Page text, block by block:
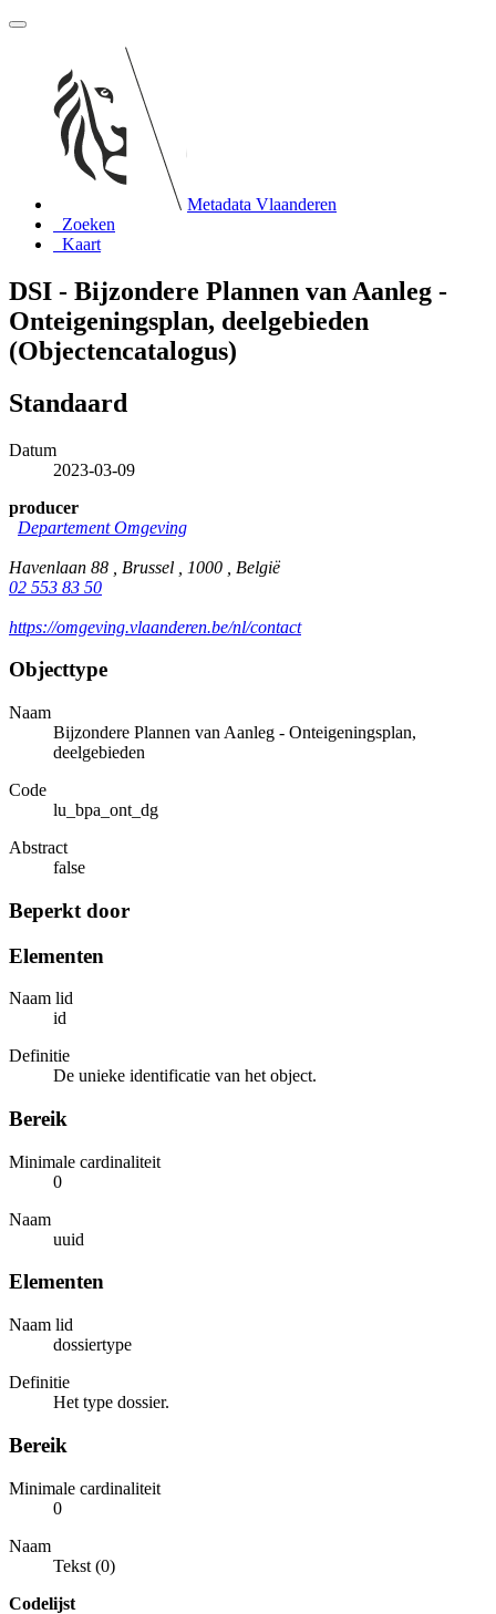
Metadata Vlaanderen
Zoeken
Kaart
DSI - Bijzondere Plannen van Aanleg -
Onteigeningsplan, deelgebieden
(Objectencatalogus)
Standaard
Datum
2023-03-09
producer
Departement Omgeving
Havenlaan 88 , Brussel , 1000 , België
02 553 83 50
https://omgeving.vlaanderen.be/nl/contact
Objecttype
Naam
Bijzondere Plannen van Aanleg - Onteigeningsplan,
deelgebieden
Code
lu_bpa_ont_dg
Abstract
false
Beperkt door
Elementen
Naam lid
id
Definitie
De unieke identificatie van het object.
Bereik
Minimale cardinaliteit
0
Naam
uuid
Elementen
Naam lid
dossiertype
Definitie
Het type dossier.
Bereik
Minimale cardinaliteit
0
Naam
Tekst (0)
Codelijst